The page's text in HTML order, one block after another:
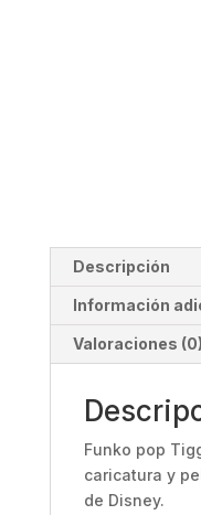
Descripción
Información
Valoraciones (0)
Funko pop
caricatura y
de Disney.